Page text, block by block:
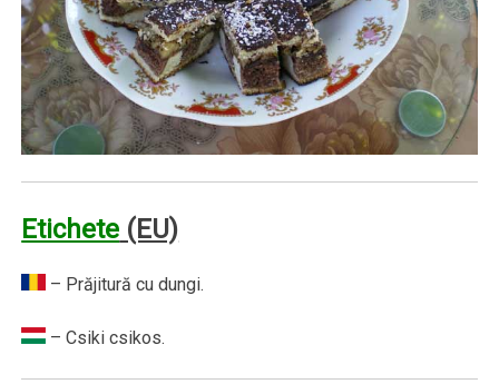
Etichete (EU)
– Prăjitură cu dungi.
– Csiki csikos.